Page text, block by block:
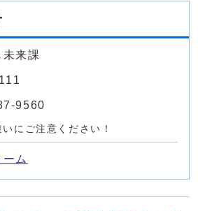
来課
9560
にご注意ください！
ム